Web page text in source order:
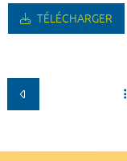
TÉLÉCHARGER